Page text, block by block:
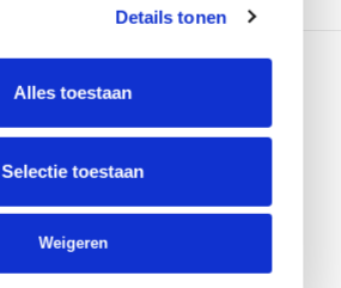
Details tonen
Alles toestaan
Selectie toestaan
Weigeren